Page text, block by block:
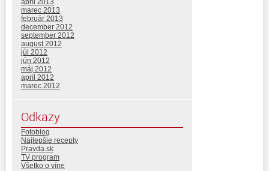
apríl 2013
marec 2013
február 2013
december 2012
september 2012
august 2012
júl 2012
jún 2012
máj 2012
apríl 2012
marec 2012
Odkazy
Fotoblog
Najlepšie recepty
Pravda.sk
TV program
Všetko o víne